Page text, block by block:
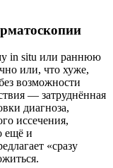
in situ или раннюю
или, что хуже,
возможности
— затруднённая
диагноза,
иссечения,
ещё и
«сразу